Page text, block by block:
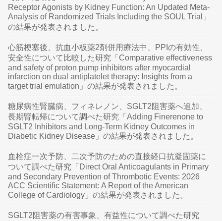
Receptor Agonists by Kidney Function: An Updated Meta-
Analysis of Randomized Trials Including the SOUL Trial」
の結果が発表されました。
心筋梗塞後、抗血小板薬2剤併用療法中、PPIの有効性、
安全性について比較した研究「Comparative effectiveness
and safety of proton pump inhibitors after myocardial
infarction on dual antiplatelet therapy: Insights from a
target trial emulation」の結果が発表されました。
糖尿病性腎臓病、フィネレノン、SGLT2阻害薬へ追加、
長期腎転帰について調べた研究「Adding Finerenone to
SGLT2 Inhibitors and Long-Term Kidney Outcomes in
Diabetic Kidney Disease」の結果が発表されました。
血栓症一次予防、二次予防のための直接経口抗凝固薬に
ついて調べた研究「Direct Oral Anticoagulants in Primary
and Secondary Prevention of Thrombotic Events: 2026
ACC Scientific Statement: A Report of the American
College of Cardiology」の結果が発表されました。
SGLT2阻害薬の有害事象、有益性について調べた研究